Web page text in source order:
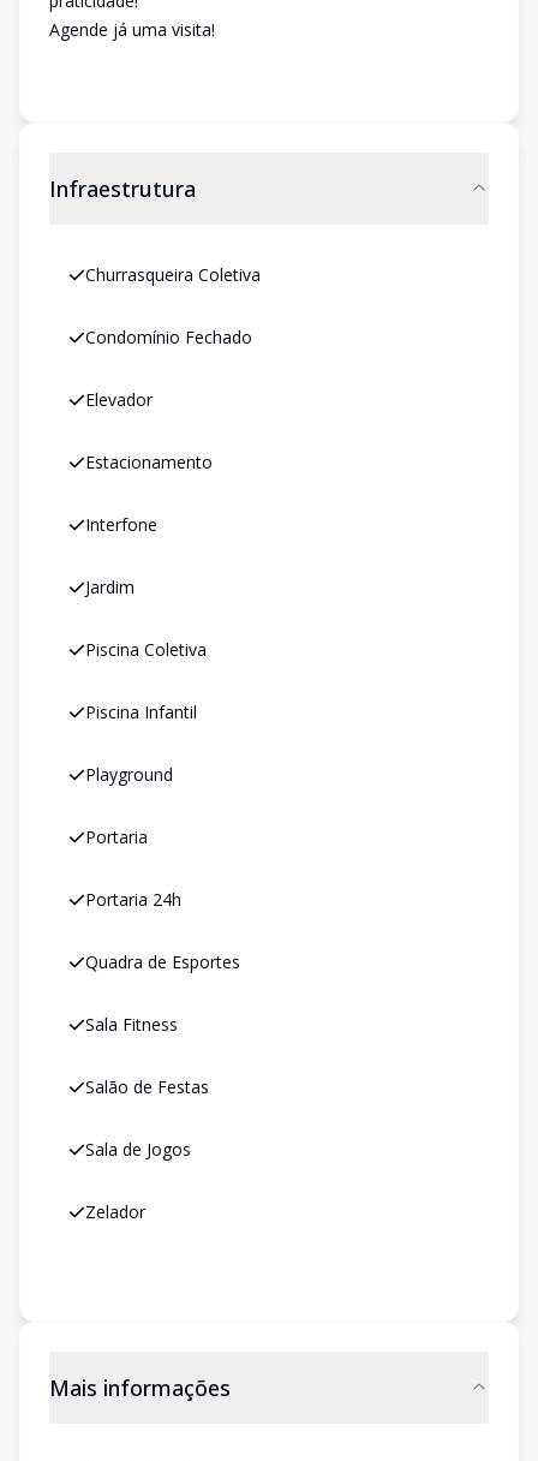
Agende já uma visita!
Infraestrutura
Churrasqueira Coletiva
Condomínio Fechado
Elevador
Estacionamento
Interfone
Jardim
Piscina Coletiva
Piscina Infantil
Playground
Portaria
Portaria 24h
Quadra de Esportes
Sala Fitness
Salão de Festas
Sala de Jogos
Zelador
Mais informações